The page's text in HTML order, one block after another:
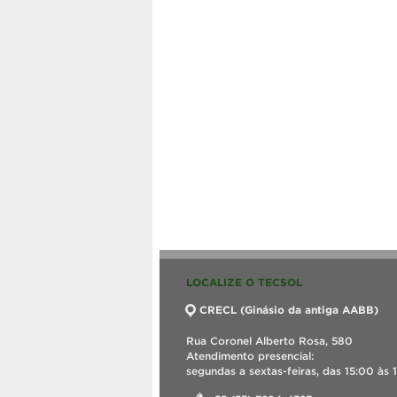
LOCALIZE O TECSOL
CRECL (Ginásio da antiga AABB)
Rua Coronel Alberto Rosa, 580
Atendimento presencial:
segundas a sextas-feiras, das 15:00 às